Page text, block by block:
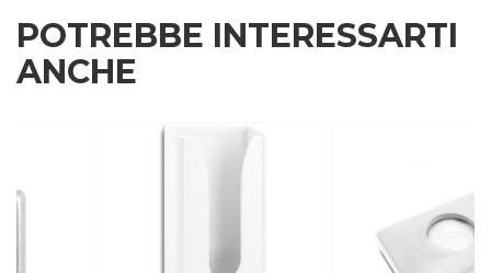
POTREBBE INTERESSARTI
ANCHE